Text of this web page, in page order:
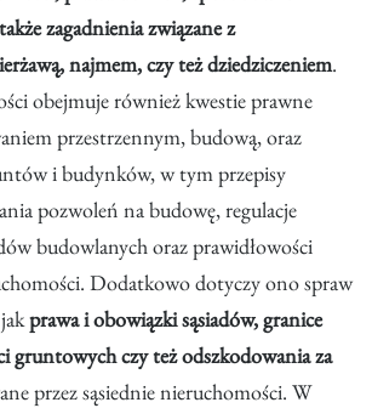
zagadnienia związane z
najmem, czy też dziedziczeniem.
obejmuje również kwestie prawne
przestrzennym, budową, oraz
i budynków, w tym przepisy
pozwoleń na budowę, regulacje
budowlanych oraz prawidłowości
Dodatkowo dotyczy ono spraw
prawa i obowiązki sąsiadów, granice
gruntowych czy też odszkodowania za
przez sąsiednie nieruchomości. W